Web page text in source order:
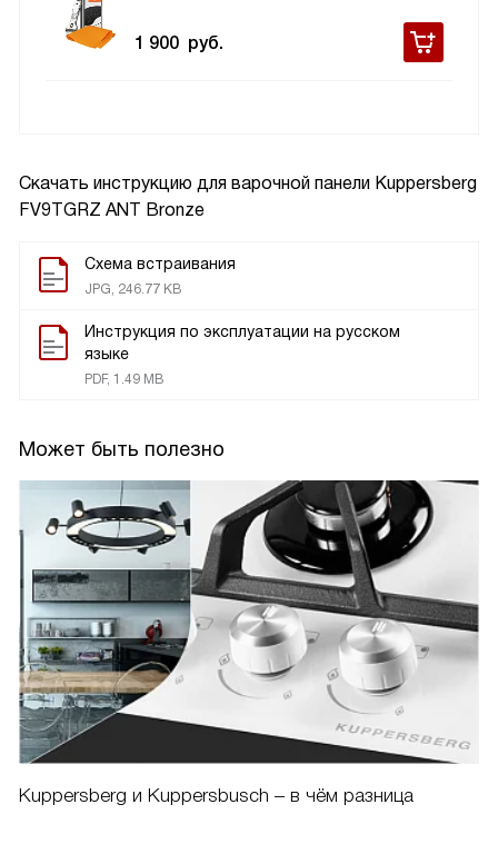
Скачать инструкцию для варочной панели Kuppersberg
FV9TGRZ ANT Bronze
Схема встраивания
JPG, 246.77 KB
Инструкция по эксплуатации на русском
языке
PDF, 1.49 MB
Может быть полезно
Kuppersberg и Kuppersbusch – в чём разница
1 900 руб.